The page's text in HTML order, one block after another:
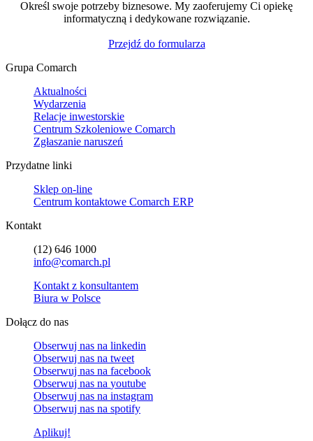
Określ swoje potrzeby biznesowe. My zaoferujemy Ci opiekę
informatyczną i dedykowane rozwiązanie.
Przejdź do formularza
Grupa Comarch
Aktualności
Wydarzenia
Relacje inwestorskie
Centrum Szkoleniowe Comarch
Zgłaszanie naruszeń
Przydatne linki
Sklep on-line
Centrum kontaktowe Comarch ERP
Kontakt
(12) 646 1000
info@comarch.pl
Kontakt z konsultantem
Biura w Polsce
Dołącz do nas
Obserwuj nas na linkedin
Obserwuj nas na tweet
Obserwuj nas na facebook
Obserwuj nas na youtube
Obserwuj nas na instagram
Obserwuj nas na spotify
Aplikuj!